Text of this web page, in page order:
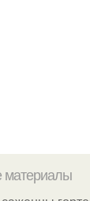
материалы